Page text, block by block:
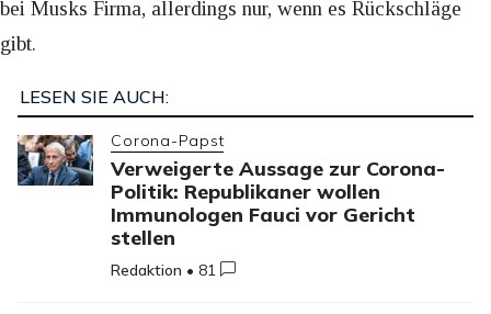
bei Musks Firma, allerdings nur, wenn es Rückschläge
gibt.
LESEN SIE AUCH:
Corona-Papst
Verweigerte Aussage zur Corona-
Politik: Republikaner wollen
Immunologen Fauci vor Gericht
stellen
Redaktion • 81